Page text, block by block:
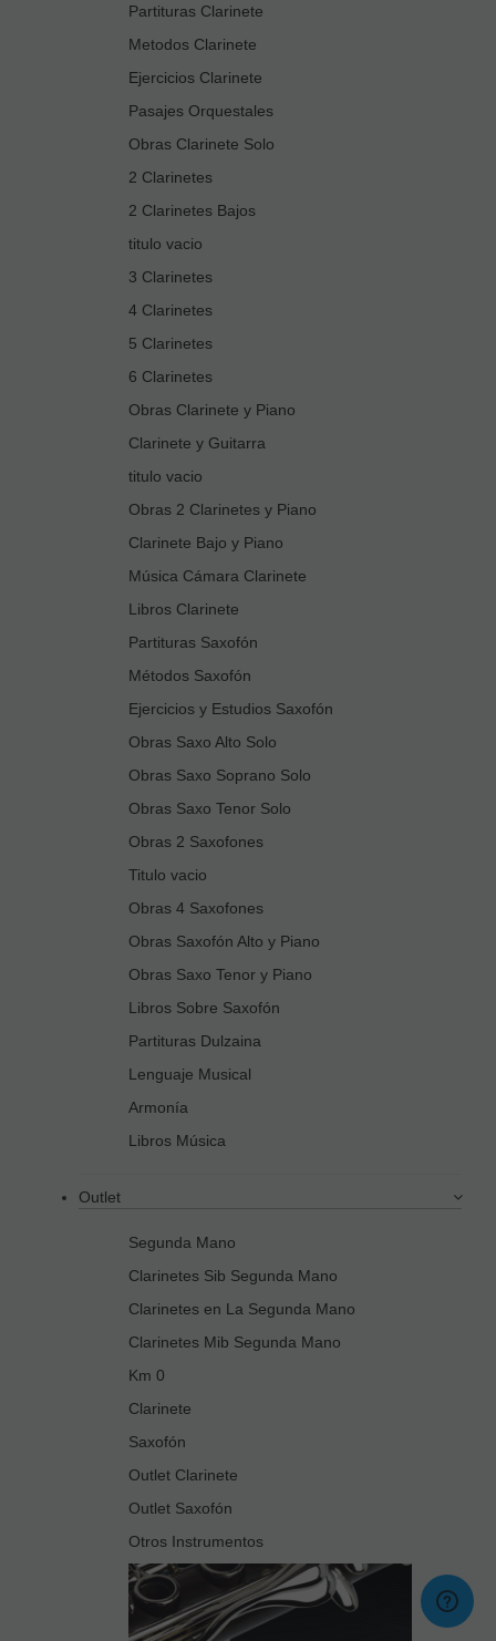
Partituras Clarinete
Metodos Clarinete
Ejercicios Clarinete
Pasajes Orquestales
Obras Clarinete Solo
2 Clarinetes
2 Clarinetes Bajos
titulo vacio
3 Clarinetes
4 Clarinetes
5 Clarinetes
6 Clarinetes
Obras Clarinete y Piano
Clarinete y Guitarra
titulo vacio
Obras 2 Clarinetes y Piano
Clarinete Bajo y Piano
Música Cámara Clarinete
Libros Clarinete
Partituras Saxofón
Métodos Saxofón
Ejercicios y Estudios Saxofón
Obras Saxo Alto Solo
Obras Saxo Soprano Solo
Obras Saxo Tenor Solo
Obras 2 Saxofones
Titulo vacio
Obras 4 Saxofones
Obras Saxofón Alto y Piano
Obras Saxo Tenor y Piano
Libros Sobre Saxofón
Partituras Dulzaina
Lenguaje Musical
Armonía
Libros Música
Outlet
Segunda Mano
Clarinetes Sib Segunda Mano
Clarinetes en La Segunda Mano
Clarinetes Mib Segunda Mano
Km 0
Clarinete
Saxofón
Outlet Clarinete
Outlet Saxofón
Otros Instrumentos